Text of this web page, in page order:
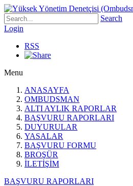
Search
Login
RSS
Menu
ANASAYFA
OMBUDSMAN
ALTI AYLIK RAPORLAR
BAŞVURU RAPORLARI
DUYURULAR
YASALAR
BAŞVURU FORMU
BROŞÜR
İLETİŞİM
BAŞVURU RAPORLARI